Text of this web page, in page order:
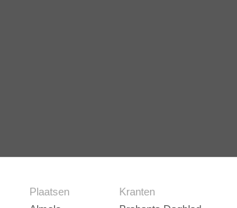
Plaatsen
Kranten